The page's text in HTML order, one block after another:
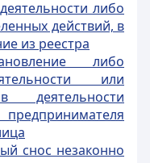
либо
действий, в
из реестра
либо
или
деятельности
снос незаконно